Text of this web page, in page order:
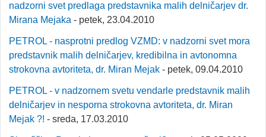
nadzorni svet predlaga predstavnika malih delničarjev dr.
Mirana Mejaka - petek, 23.04.2010
PETROL - nasprotni predlog VZMD: v nadzorni svet mora
predstavnik malih delničarjev, kredibilna in avtonomna
strokovna avtoriteta, dr. Miran Mejak - petek, 09.04.2010
PETROL - v nadzornem svetu vendarle predstavnik malih
delničarjev in nesporna strokovna avtoriteta, dr. Miran
Mejak ?! - sreda, 17.03.2010